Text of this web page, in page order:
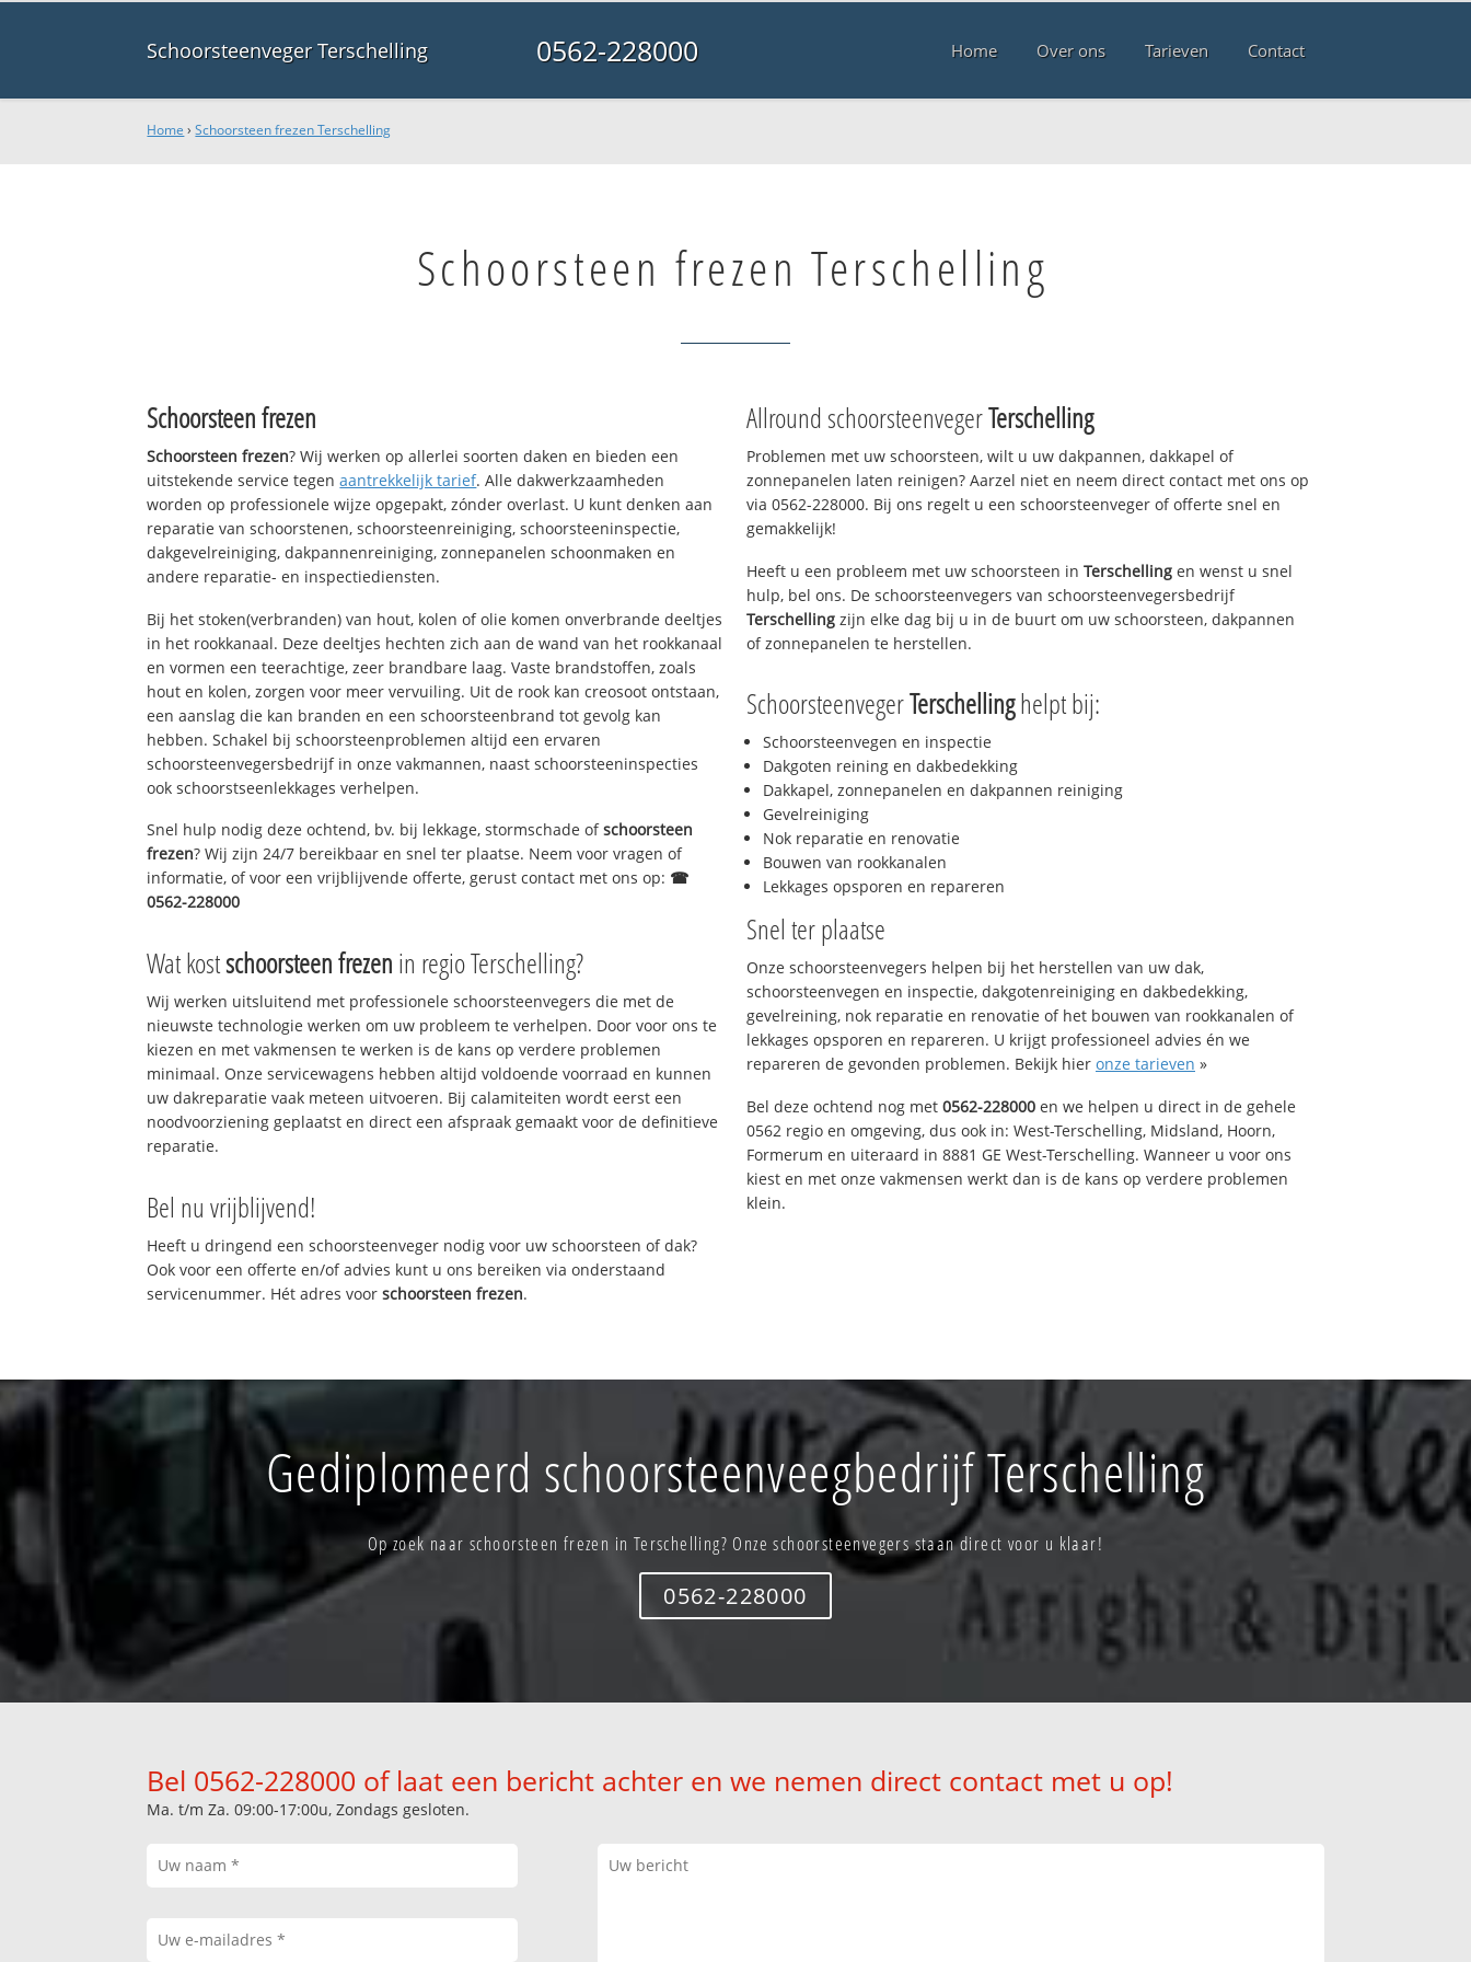
Schoorsteenveger Terschelling 0562-228000 Home Over ons Tarieven Contact
Home ›Schoorsteen frezen Terschelling
Schoorsteen frezen Terschelling
Schoorsteen frezen
Schoorsteen frezen? Wij werken op allerlei soorten daken en bieden een
uitstekende service tegenaantrekkelijk tarief. Alle dakwerkzaamheden
worden op professionele wijze opgepakt, zónder overlast. U kunt denken aan
reparatie van schoorstenen, schoorsteenreiniging, schoorsteeninspectie,
dakgevelreiniging, dakpannenreiniging, zonnepanelen schoonmaken en
andere reparatie- en inspectiediensten.
Bij het stoken(verbranden) van hout, kolen of olie komen onverbrande deeltjes
in het rookkanaal. Deze deeltjes hechten zich aan de wand van het rookkanaal
en vormen een teerachtige, zeer brandbare laag. Vaste brandstoffen, zoals
hout en kolen, zorgen voor meer vervuiling. Uit de rook kan creosoot ontstaan,
een aanslag die kan branden en een schoorsteenbrand tot gevolg kan
hebben. Schakel bij schoorsteenproblemen altijd een ervaren
schoorsteenvegersbedrijf in onze vakmannen, naast schoorsteeninspecties
ook schoorstseenlekkages verhelpen.
Snel hulp nodig deze ochtend, bv. bij lekkage, stormschade ofschoorsteen
frezen? Wij zijn 24/7 bereikbaar en snel ter plaatse. Neem voor vragen of
informatie, of voor een vrijblijvende offerte, gerust contact met ons op: ☎
0562-228000
Wat kostschoorsteen frezen in regio Terschelling?
Wij werken uitsluitend met professionele schoorsteenvegers die met de
nieuwste technologie werken om uw probleem te verhelpen. Door voor ons te
kiezen en met vakmensen te werken is de kans op verdere problemen
minimaal. Onze servicewagens hebben altijd voldoende voorraad en kunnen
uw dakreparatie vaak meteen uitvoeren. Bij calamiteiten wordt eerst een
noodvoorziening geplaatst en direct een afspraak gemaakt voor de definitieve
reparatie.
Bel nu vrijblijvend!
Heeft u dringend een schoorsteenveger nodig voor uw schoorsteen of dak?
Ook voor een offerte en/of advies kunt u ons bereiken via onderstaand
servicenummer. Hét adres voorschoorsteen frezen.
Allround schoorsteenvegerTerschelling
Problemen met uw schoorsteen, wilt u uw dakpannen, dakkapel of
zonnepanelen laten reinigen? Aarzel niet en neem direct contact met ons op
via 0562-228000. Bij ons regelt u een schoorsteenveger of offerte snel en
gemakkelijk!
Heeft u een probleem met uw schoorsteen in Terschelling en wenst u snel
hulp, bel ons. De schoorsteenvegers van schoorsteenvegersbedrijf
Terschelling zijn elke dag bij u in de buurt om uw schoorsteen, dakpannen
of zonnepanelen te herstellen.
SchoorsteenvegerTerschellinghelpt bij:
Schoorsteenvegen en inspectie
Dakgoten reining en dakbedekking
Dakkapel, zonnepanelen en dakpannen reiniging
Gevelreiniging
Nok reparatie en renovatie
Bouwen van rookkanalen
Lekkages opsporen en repareren
Snel ter plaatse
Onze schoorsteenvegers helpen bij het herstellen van uw dak,
schoorsteenvegen en inspectie, dakgotenreiniging en dakbedekking,
gevelreining, nok reparatie en renovatie of het bouwen van rookkanalen of
lekkages opsporen en repareren. U krijgt professioneel advies én we
repareren de gevonden problemen. Bekijk hier onze tarieven »
Bel deze ochtend nog met 0562-228000 en we helpen u direct in de gehele
0562 regio en omgeving, dus ook in: West-Terschelling, Midsland, Hoorn,
Formerum en uiteraard in 8881 GE West-Terschelling. Wanneer u voor ons
kiest en met onze vakmensen werkt dan is de kans op verdere problemen
klein.
Gediplomeerd schoorsteenveegbedrijf Terschelling
Op zoek naar schoorsteen frezen in Terschelling? Onze schoorsteenvegers staan direct voor u klaar!
0562-228000
Bel 0562-228000 of laat een bericht achter en we nemen direct contact met u op!
Ma. t/m Za. 09:00-17:00u, Zondags gesloten.